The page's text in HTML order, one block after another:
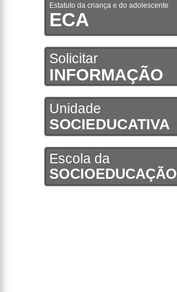
Estatuto da criança e do adolescente
ECA
Solicitar
INFORMAÇÃO
Unidade
SOCIEDUCATIVA
Escola da
SOCIOEDUCAÇÃO